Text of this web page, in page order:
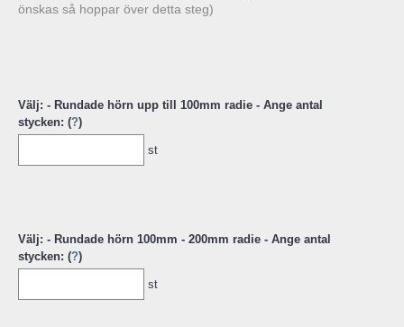
önskas så hoppar över detta steg)
Välj: - Rundade hörn upp till 100mm radie - Ange antal
stycken: (?)
st
Välj: - Rundade hörn 100mm - 200mm radie - Ange antal
stycken: (?)
st